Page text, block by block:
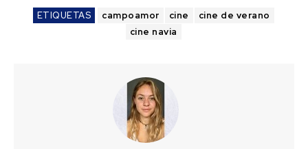
ETIQUETAS campoamor cine
cine de verano
cine navia